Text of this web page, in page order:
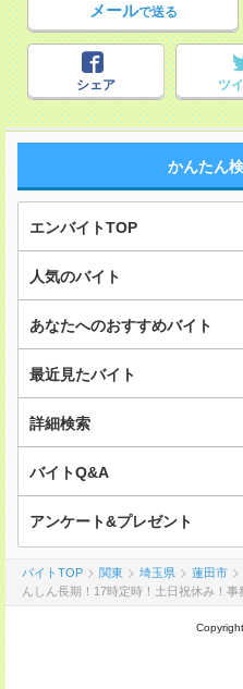
メールで送る
シェア ツ
かんたん
エンバイトTOP
人気のバイト
あなたへのおすすめバイト
最近見たバイト
詳細検索
バイトQ&A
アンケート&プレゼント
バイトTOP 関東 埼玉県 蓮田市
んしん長期！17時定時！土日祝休み！事